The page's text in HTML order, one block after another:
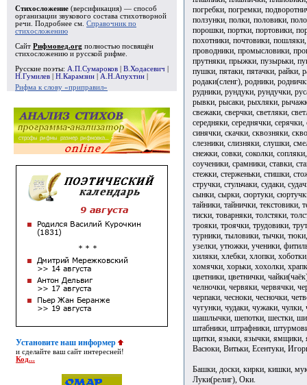
Стихосложение (версификация) — способ
организации звукового состава стихотворной
речи. Подробнее см. Справочник по
стихосложению
Сайт Рифмовед.org полностью посвящён
стихосложению и русской рифме.
Русские поэты: А.П.Сумароков В.Ходасевич
Н.Гумилев
Н.Карамзин А.Н.Апухтин
Рифма к слову «приправил»
Установите наш информер
и сделайте ваш сайт интересней!
Код...
погребки, погремки,
ползунки, полки, половики,
порошки, портки, портовики,
похотники, почтовики,
проводники, промысловики,
прутняки, прыжки, пузырьки,
пушки, пятаки, пятачки, райки,
родаки(сленг), родники,
рудники, рундуки, рундучки,
рывки, рысаки, рыхляки,
свежаки, сверчки, светляки,
середняки, середнячки,
синячки, скачки, сквозняки,
слезники, слизняки, слушки,
снежки, совки, соколки,
соученики, срамники, ставки,
стежки, стерженьки, стишки,
стручки, стульчаки, судаки,
сынки, сырки, сюртуки,
тайники, тайнички, текстовики,
тиски, товарняки, толстяки,
трояки, троячки, трудовики,
турники, тыловики, тычки,
узелки, утюжки, ученики,
хиляки, хлебки, хлопки,
хомячки, хорьки, хохолки,
цветники, цветнички,
челночки, червяки, червячки,
черпаки, чесноки, чесночки,
чугунки, чудаки, чужаки,
шашлычки, шепотки, шестки,
штабники, штрафники,
щитки, языки, язычки, ямщики,
Васюки, Витьки, Есентуки,
Башки, доски, кирки, кишки,
Луки(религ), Оки.